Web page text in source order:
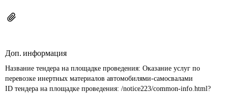
Доп. информация
Название тендера на площадке проведения: Оказание услуг по
перевозке инертных материалов автомобилями-самосвалами
ID тендера на площадке проведения: /notice223/common-info.html?